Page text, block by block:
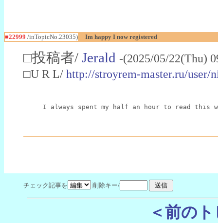
■22999 /inTopicNo.23035) Im happy I now registered
□投稿者/ Jerald -(2025/05/22(Thu)
□U R L/ http://stroyrem-master.ru/user/
I always spent my half an hour to read
チェック記事を 削除キー/
＜前の